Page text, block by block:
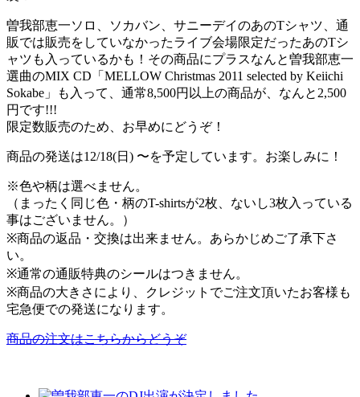
曽我部恵一ソロ、ソカバン、サニーデイのあのTシャツ、通
販では販売をしていなかったライブ会場限定だったあのTシ
ャツも入っているかも！その商品にプラスなんと曽我部恵一
選曲のMIX CD「MELLOW Christmas 2011 selected by Keiichi
Sokabe」も入って、通常8,500円以上の商品が、なんと2,500
円です!!!
限定数販売のため、お早めにどうぞ！
商品の発送は12/18(日) 〜を予定しています。お楽しみに！
※色や柄は選べません。
（まったく同じ色・柄のT-shirtsが2枚、ないし3枚入っている
事はございません。）
※商品の返品・交換は出来ません。あらかじめご了承下さ
い。
※通常の通販特典のシールはつきません。
※商品の大きさにより、クレジットでご注文頂いたお客様も
宅急便での発送になります。
商品の注文はこちらからどうぞ